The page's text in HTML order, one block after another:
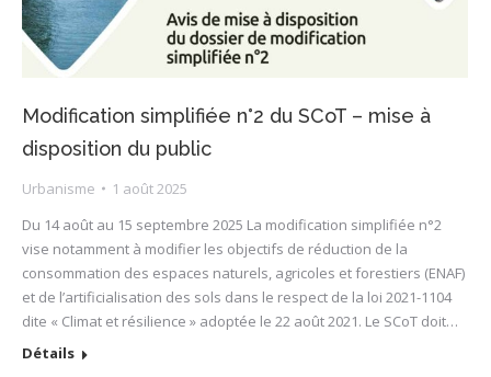
Modification simplifiée n°2 du SCoT – mise à
disposition du public
Urbanisme
1 août 2025
Du 14 août au 15 septembre 2025 La modification simplifiée n°2
vise notamment à modifier les objectifs de réduction de la
consommation des espaces naturels, agricoles et forestiers (ENAF)
et de l’artificialisation des sols dans le respect de la loi 2021-1104
dite « Climat et résilience » adoptée le 22 août 2021. Le SCoT doit…
Détails